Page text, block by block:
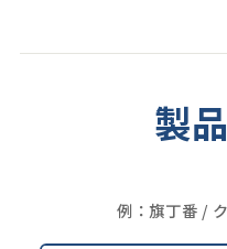
製
例：旗丁番 /